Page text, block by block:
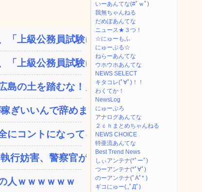
「上級公務員試験に合...
「上級公務員試験に合...
島の土を踏むな！」→...
ぎいいんで辞めます...
にコントになってる…...
行妨害、警察官が事...
人ｗｗｗｗｗｗ
いーあんてな(#ﾟｗﾟ)
我無ちゃんねる
だめぽあんてな
ニュース★３つ！
☆にゅーもふ
にゅーぷる☆
ねらーあんてな
ウホウホあんてな
NEWS SELECT
キタコレ(ﾟ∀ﾟ)！！
わくてか！
NewsLog
にゅーぷろ
アナログあんてな
２ｃｈまとめちゃんねる
NEWS CHOICE
特亜流あんてな
Best Trend News
しぃアンテナ(*ﾟーﾟ)
つーアンテナ(*ﾟ∀ﾟ)
のーアンテナ(ﾟAﾟ* )
ギコにゅー(,,ﾟДﾟ)